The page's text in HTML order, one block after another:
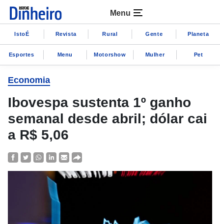
Menu
IstoÉ Revista Rural Gente Planeta
Esportes Menu Motorshow Mulher Pet
Economia
Ibovespa sustenta 1º ganho
semanal desde abril; dólar cai
a R$ 5,06